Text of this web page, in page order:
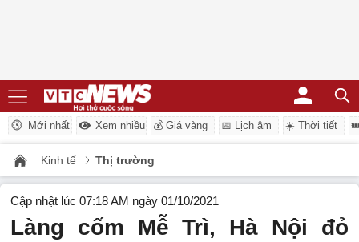
Mới nhất Xem nhiều 💰 Giá vàng 📅 Lịch âm ☀️ Thời tiết
Kinh tế Thị trường
Cập nhật lúc 07:18 AM ngày 01/10/2021
Làng cốm Mễ Trì, Hà Nội đỏ